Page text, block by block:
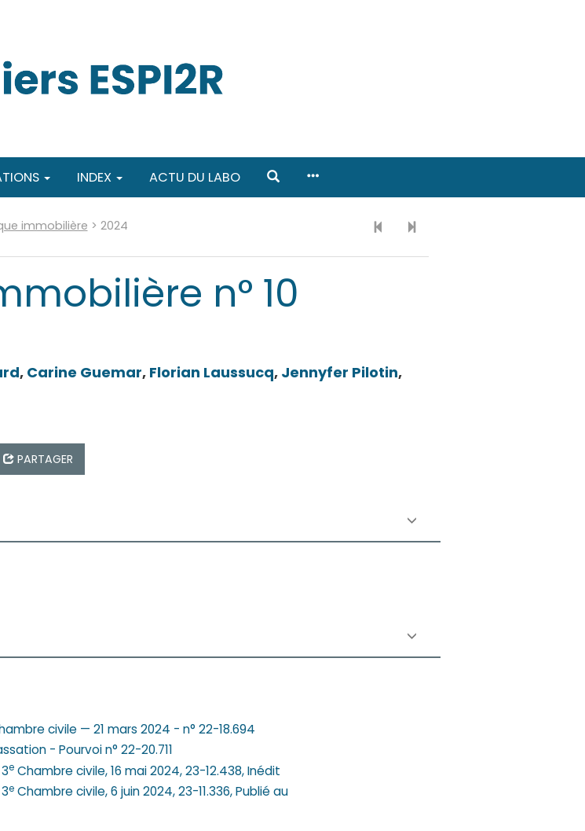
INDEX ACTU DU LABO
immobilière > 2024
n° 10
, Carine Guemar, Florian Laussucq, Jennyfer Pilotin,
PARTAGER
civile — 21 mars 2024 - n° 22-18.694
- Pourvoi n° 22-20.711
e Chambre civile, 16 mai 2024, 23-12.438, Inédit
e Chambre civile, 6 juin 2024, 23-11.336, Publié au